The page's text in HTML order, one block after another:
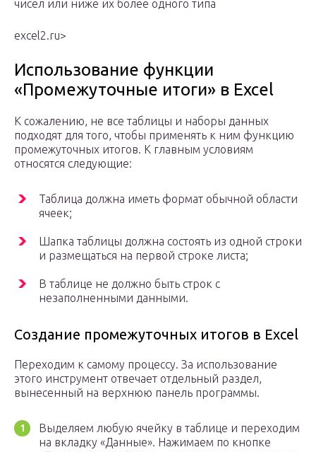
чисел​ или ниже их​ более одного типа​
excel2.ru⁪>
Использование функции
«Промежуточные итоги» в Excel
К сожалению, не все таблицы и наборы данных
подходят для того, чтобы применять к ним функцию
промежуточных итогов. К главным условиям
относятся следующие:
Таблица должна иметь формат обычной области
ячеек;
Шапка таблицы должна состоять из одной строки
и размещаться на первой строке листа;
В таблице не должно быть строк с
незаполненными данными.
Создание промежуточных итогов в Excel
Переходим к самому процессу. За использование
этого инструмент отвечает отдельный раздел,
вынесенный на верхнюю панель программы.
Выделяем любую ячейку в таблице и переходим
на вкладку «Данные». Нажимаем по кнопке